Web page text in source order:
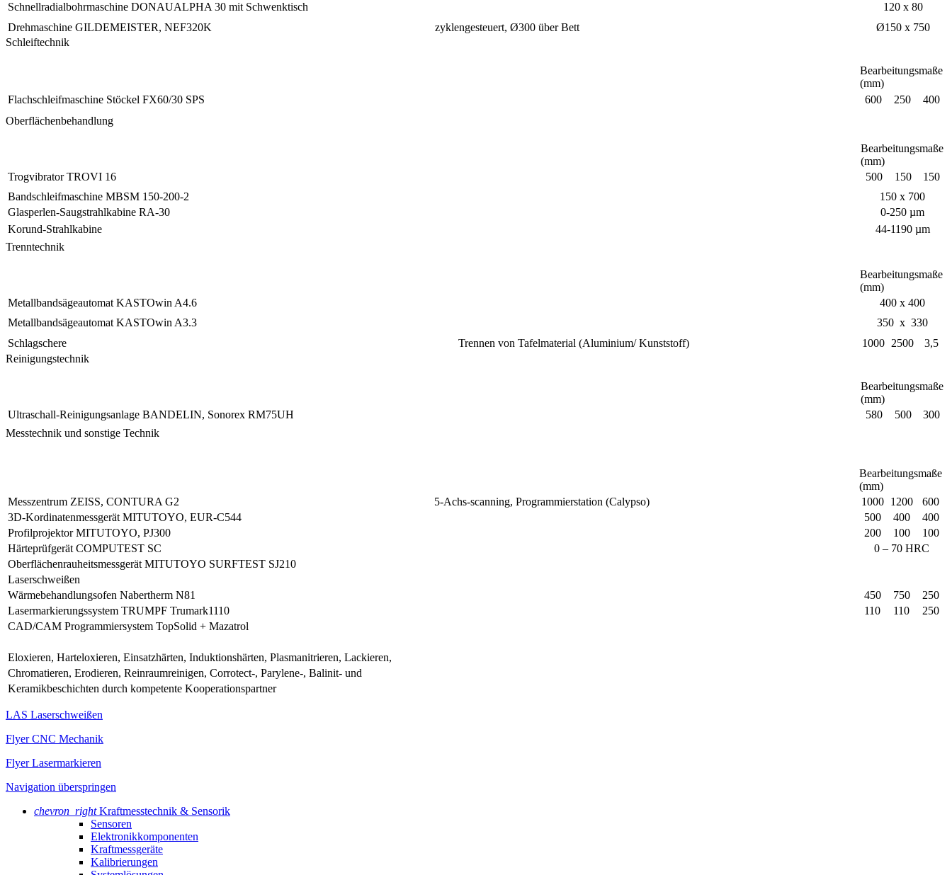
Schnellradialbohrmaschine DONAUALPHA 30 mit Schwenktisch
120 x 80
Drehmaschine GILDEMEISTER, NEF320K
zyklengesteuert, Ø300 über Bett
Ø150 x 750
Schleiftechnik
Bearbeitungsmaße
(mm)
Flachschleifmaschine Stöckel FX60/30 SPS
600 250
400
Oberflächenbehandlung
Bearbeitungsmaße
(mm)
Trogvibrator TROVI 16
500 150
150
Bandschleifmaschine MBSM 150-200-2
150 x 700
Glasperlen-Saugstrahlkabine RA-30
0-250 µm
Korund-Strahlkabine
44-1190 µm
Trenntechnik
Bearbeitungsmaße
(mm)
Metallbandsägeautomat KASTOwin A4.6
400 x 400
Metallbandsägeautomat KASTOwin A3.3
350 x 330
Schlagschere
Trennen von Tafelmaterial (Aluminium/ Kunststoff) 1000 2500
3,5
Reinigungstechnik
Bearbeitungsmaße
(mm)
Ultraschall-Reinigungsanlage BANDELIN, Sonorex RM75UH
580 500
300
Messtechnik und sonstige Technik
Bearbeitungsmaße
(mm)
Messzentrum ZEISS, CONTURA G2
5-Achs-scanning, Programmierstation (Calypso) 1000 1200
600
3D-Kordinatenmessgerät MITUTOYO, EUR-C544
500 400
400
Profilprojektor MITUTOYO, PJ300
200 100
100
Härteprüfgerät COMPUTEST SC
0 – 70 HRC
Oberflächenrauheitsmessgerät MITUTOYO SURFTEST SJ210
Laserschweißen
Wärmebehandlungsofen Nabertherm N81
450 750
250
Lasermarkierungssystem TRUMPF Trumark1110
110 110
250
CAD/CAM Programmiersystem TopSolid + Mazatrol
Eloxieren, Harteloxieren, Einsatzhärten, Induktionshärten, Plasmanitrieren, Lackieren,
Chromatieren, Erodieren, Reinraumreinigen, Corrotect-, Parylene-, Balinit- und
Keramikbeschichten durch kompetente Kooperationspartner
LAS Laserschweißen
Flyer CNC Mechanik
Flyer Lasermarkieren
Navigation überspringen
chevron_right Kraftmesstechnik & Sensorik
Sensoren
Elektronikkomponenten
Kraftmessgeräte
Kalibrierungen